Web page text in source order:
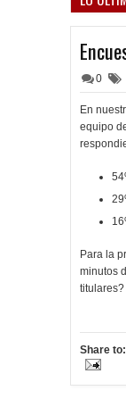
0
En
equipo
Para la
minutos
titulares?
Share to: